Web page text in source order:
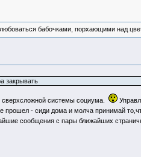
бабочками, порхающими над
закрывать
сверхсложной системы социума.
прошел - сиди дома и молча принимай
сообщения с пары ближайших